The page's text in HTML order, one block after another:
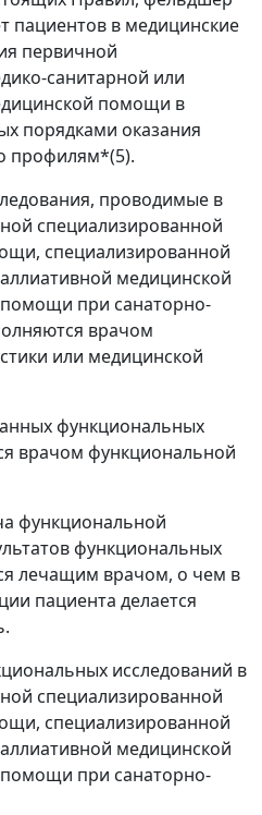
пациентов в медицинские
первичной
санитарной или
помощи в
порядками оказания
профилям*(5).
проводимые в
специализированной
специализированной
медицинской
при санаторно-
врачом
или медицинской
функциональных
врачом функциональной
функциональной
функциональных
лечащим врачом, о чем в
пациента делается
исследований в
специализированной
специализированной
медицинской
при санаторно-